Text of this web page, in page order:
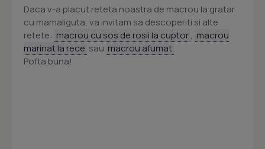
Daca v-a placut reteta noastra de macrou la gratar
cu mamaliguta, va invitam sa descoperiti si alte
retete: macrou cu sos de rosii la cuptor, macrou
marinat la rece sau macrou afumat.
Pofta buna!